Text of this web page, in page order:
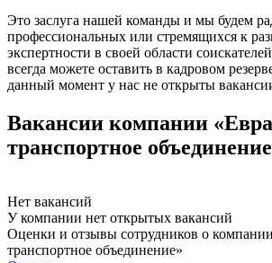
Это заслуга нашей команды и мы будем
профессиональных или стремящихся к
экспертности в своей области
всегда можете оставить в кадровом
данный момент у нас не открыты
Вакансии компании
транспортное
Нет вакансий
У компании нет открытых вакансий
Оценки и отзывы сотрудников о
транспортное объединение»